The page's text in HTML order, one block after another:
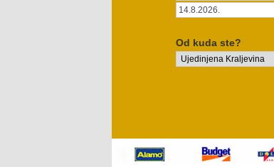
Od kuda ste?